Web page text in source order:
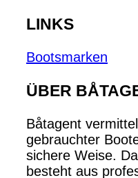
LINKS
Bootsmarken
ÜBER
Båtagent
gebrauchter
sichere Weise.
besteht aus